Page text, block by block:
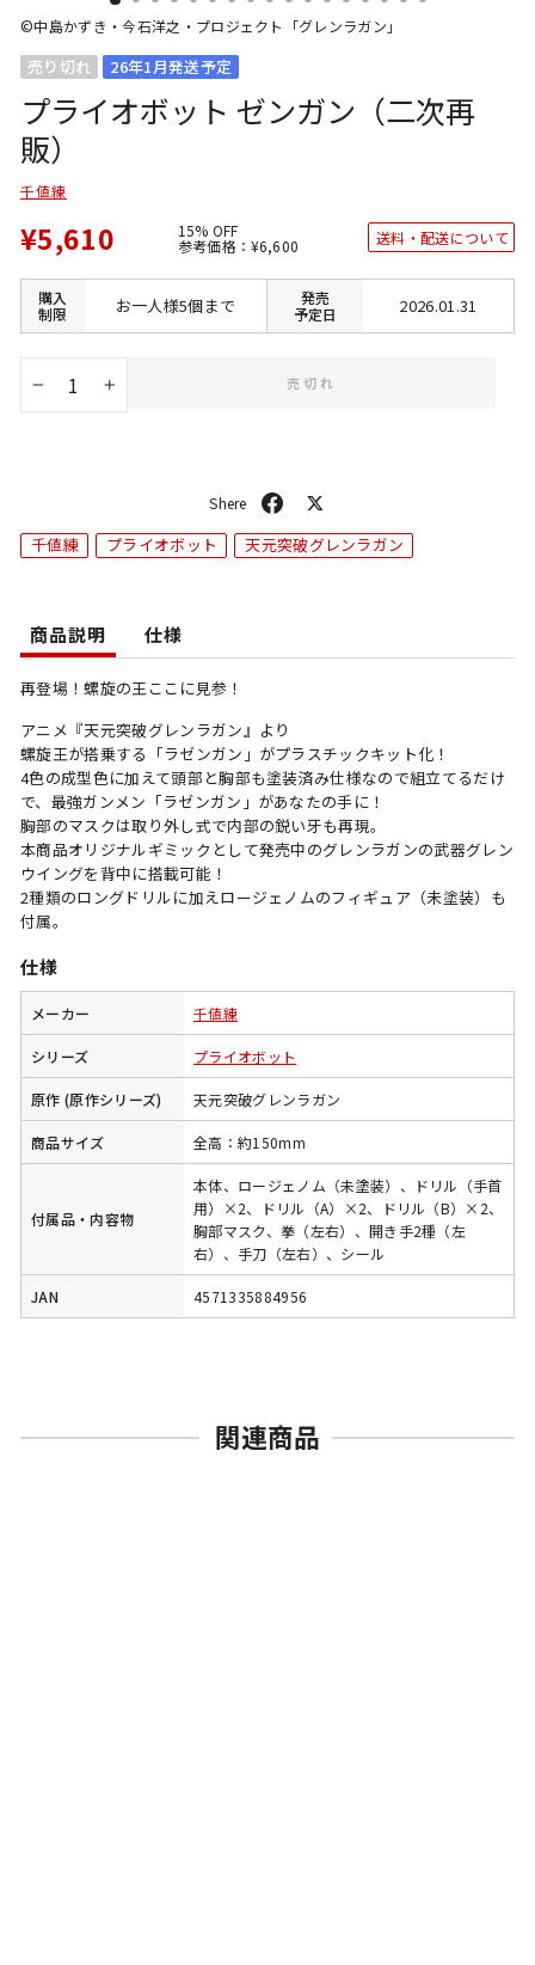
©中島かずき・今石洋之・プロジェクト「グレンラガン」
売り切れ 26年1月発送予定
プライオボット ゼンガン（二次再
販）
千値練
¥5,610 15% OFF
参考価格：通
価
¥6,600
格
送料・配送について
購入
制限
お一人様5個まで
発売
予定日
2026.01.31
+
売切れ
シ
ア
ト
千値練 プライオボット 天元突破グレンラガン
商品説明 仕様
再登場！螺旋の王ここに見参！
アニメ『天元突破グレンラガン』より
螺旋王が搭乗する「ラゼンガン」がプラスチックキット化！
4色の成型色に加えて頭部と胸部も塗装済み仕様なので組立てるだけ
で、最強ガンメン「ラゼンガン」があなたの手に！
胸部のマスクは取り外し式で内部の鋭い牙も再現。
本商品オリジナルギミックとして発売中のグレンラガンの武器グレン
ウイングを背中に搭載可能！
2種類のロングドリルに加えロージェノムのフィギュア（未塗装）も
付属。
仕様
メーカー 千値練
シリーズ プライオボット
原作 (原作シリーズ) 天元突破グレンラガン
商品サイズ 全高：約150mm
付属品・内容物
本体、ロージェノム（未塗装）、ドリル（手首
用）×2、ドリル（A）×2、ドリル（B）×2、
胸部マスク、拳（左右）、開き手2種（左
右）、手刀（左右）、シール
JAN 4571335884956
関連商品